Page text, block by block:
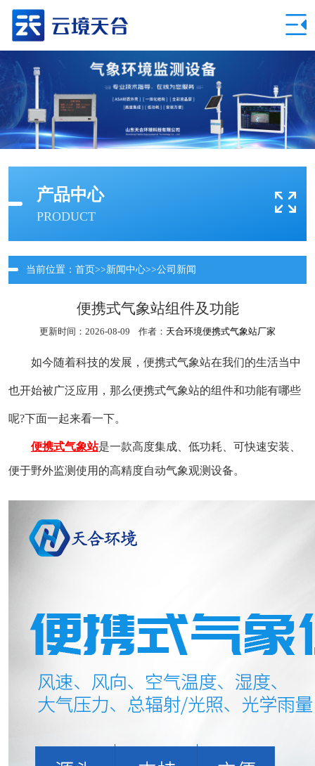
产品中心
PRODUCT
当前位置： 首页>>新闻中心>>公司新闻
便携式气象站组件及功能
更新时间：2026-08-09 作者： 天合环境便携式气象站厂家
如今随着科技的发展，便携式气象站在我们的生活当中
也开始被广泛应用，那么便携式气象站的组件和功能有哪些
呢?下面一起来看一下。
便携式气象站是一款高度集成、低功耗、可快速安装、
便于野外监测使用的高精度自动气象观测设备。